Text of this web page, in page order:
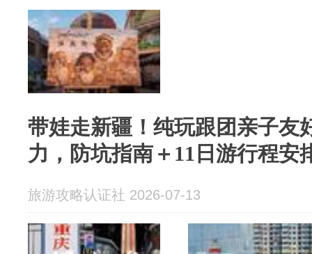
带娃走新疆！纯玩跟团亲子友
力，防坑指南＋11日游行程安
旅游攻略认证社 2026-07-13